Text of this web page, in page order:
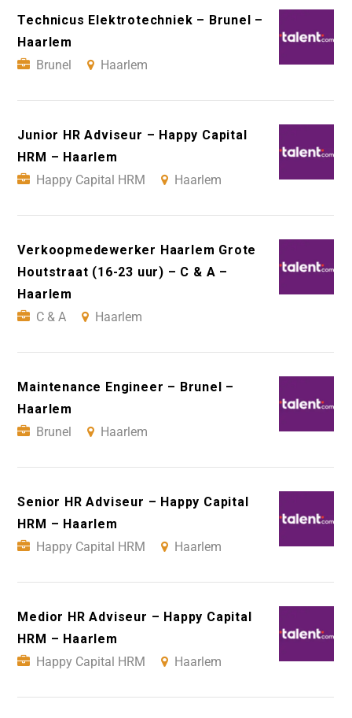
Technicus Elektrotechniek – Brunel –
Haarlem
Brunel
Haarlem
Junior HR Adviseur – Happy Capital
HRM – Haarlem
Happy Capital HRM
Haarlem
Verkoopmedewerker Haarlem Grote
Houtstraat (16-23 uur) – C & A –
Haarlem
C & A
Haarlem
Maintenance Engineer – Brunel –
Haarlem
Brunel
Haarlem
Senior HR Adviseur – Happy Capital
HRM – Haarlem
Happy Capital HRM
Haarlem
Medior HR Adviseur – Happy Capital
HRM – Haarlem
Happy Capital HRM
Haarlem